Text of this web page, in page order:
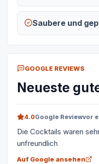
Saubere und
GOOGLE REVIEWS
Neueste
4.0Google Reviewvor
Die Cocktails waren
unfreundlich
Auf Google ansehen